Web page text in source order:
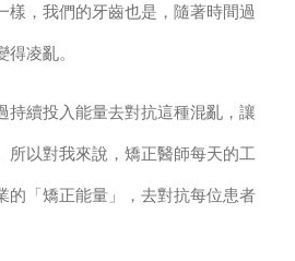
樣，我們的牙齒也是，隨著時間過
凌亂。
持續投入能量去對抗這種混亂，讓
所以對我來說，矯正醫師每天的工
的「矯正能量」，去對抗每位患者